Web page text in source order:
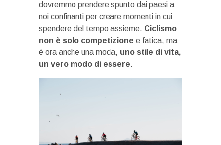
dovremmo prendere spunto dai paesi a
noi confinanti per creare momenti in cui
spendere del tempo assieme. Ciclismo
non è solo competizione e fatica, ma
è ora anche una moda, uno stile di vita,
un vero modo di essere.